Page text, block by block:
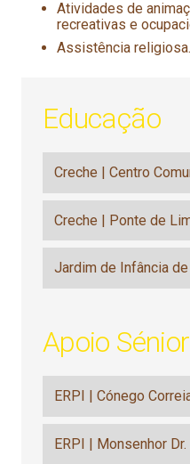
Atividades de
recreativas e
Assistência religiosa.
Educação
Creche | Centro
Creche | Ponte de
Jardim de Infância
Apoio Sénior
ERPI | Cónego
ERPI | Monsenhor